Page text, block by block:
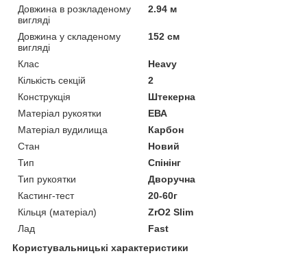
Довжина в розкладеному
вигляді
2.94 м
Довжина у складеному
вигляді
152 см
Клас
Heavy
Кількість секцій
2
Конструкція
Штекерна
Матеріал рукоятки
ЕВА
Матеріал вудилища
Карбон
Стан
Новий
Тип
Спінінг
Тип рукоятки
Дворучна
Кастинг-тест
20-60г
Кільця (матеріал)
ZrO2 Slim
Лад
Fast
Користувальницькі характеристики